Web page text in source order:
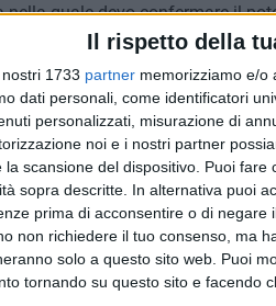
Il rispetto della
1733 partner memorizziamo e/o
dati personali, come identificatori
personalizzati, misurazione di
noi e i nostri partner
la scansione del dispositivo. Puoi
sopra descritte. In alternativa puoi
prima di acconsentire o di negare
non richiedere il tuo consenso, ma
solo a questo sito web. Puoi
tornando su questo sito e facendo
nella quale devo confermare il
è un circuito veloce che
buona gara" –dichiara Rubino,
nelle sotto-classifiche "Pole
stagionali è sembrato a suo
sembra possa regalare